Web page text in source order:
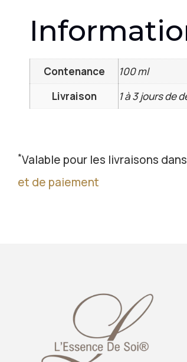
Contenance
100 ml
Livraison
1 à 3 jours de
*Valable pour les livraisons
et de paiement